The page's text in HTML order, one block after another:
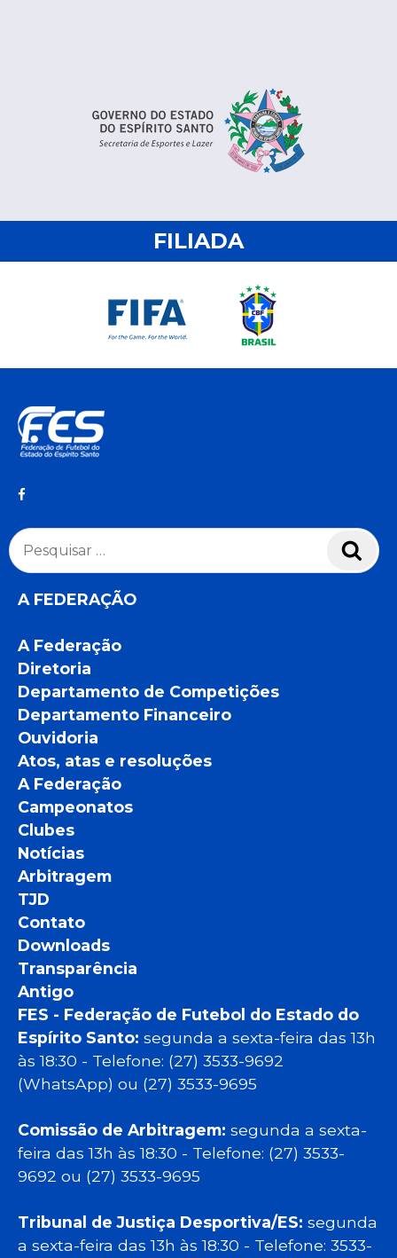
FILIADA
Pesquisar
por:
A FEDERAÇÃO
A Federação
Diretoria
Departamento de Competições
Departamento Financeiro
Ouvidoria
Atos, atas e resoluções
A Federação
Campeonatos
Clubes
Notícias
Arbitragem
TJD
Contato
Downloads
Transparência
Antigo
FES - Federação de Futebol do Estado do
Espírito Santo: segunda a sexta-feira das 13h
às 18:30 - Telefone: (27) 3533-9692
(WhatsApp) ou (27) 3533-9695
Comissão de Arbitragem: segunda a sexta-
feira das 13h às 18:30 - Telefone: (27) 3533-
9692 ou (27) 3533-9695
Tribunal de Justiça Desportiva/ES: segunda
a sexta-feira das 13h às 18:30 - Telefone: 3533-